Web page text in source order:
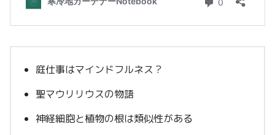
庭仕事はマインドフルネス？
聖マウリリウスの物語
神経細胞と植物の根は類似性がある